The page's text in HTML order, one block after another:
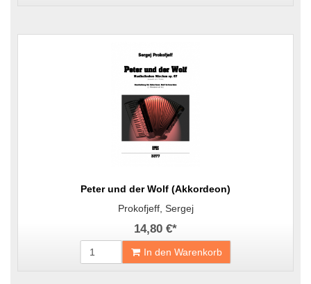
Peter und der Wolf (Akkordeon)
Prokofjeff, Sergej
14,80 €*
In den Warenkorb